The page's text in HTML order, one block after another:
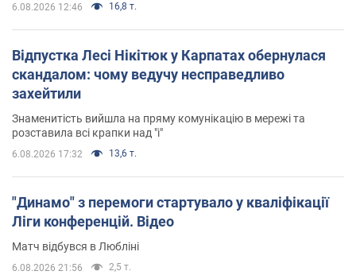
6.08.2026 12:46 16,8 т.
Відпустка Лесі Нікітюк у Карпатах обернулася
скандалом: чому ведучу несправедливо
захейтили
Знаменитість вийшла на пряму комунікацію в мережі та
розставила всі крапки над "і"
6.08.2026 17:32 13,6 т.
"Динамо" з перемоги стартувало у кваліфікації
Ліги конференцій. Відео
Матч відбувся в Любліні
6.08.2026 21:56 2,5 т.